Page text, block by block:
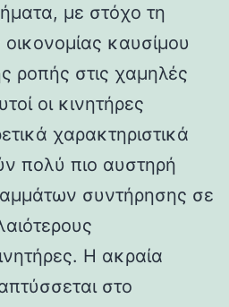
με στόχο τη
οικονομίας καυσίμου
ροπής στις χαμηλές
οι κινητήρες
χαρακτηριστικά
πολύ πιο αυστηρή
συντήρησης σε
Η ακραία
στο